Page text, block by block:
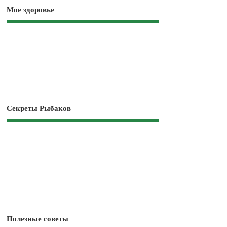
Мое здоровье
Секреты Рыбаков
Полезные советы